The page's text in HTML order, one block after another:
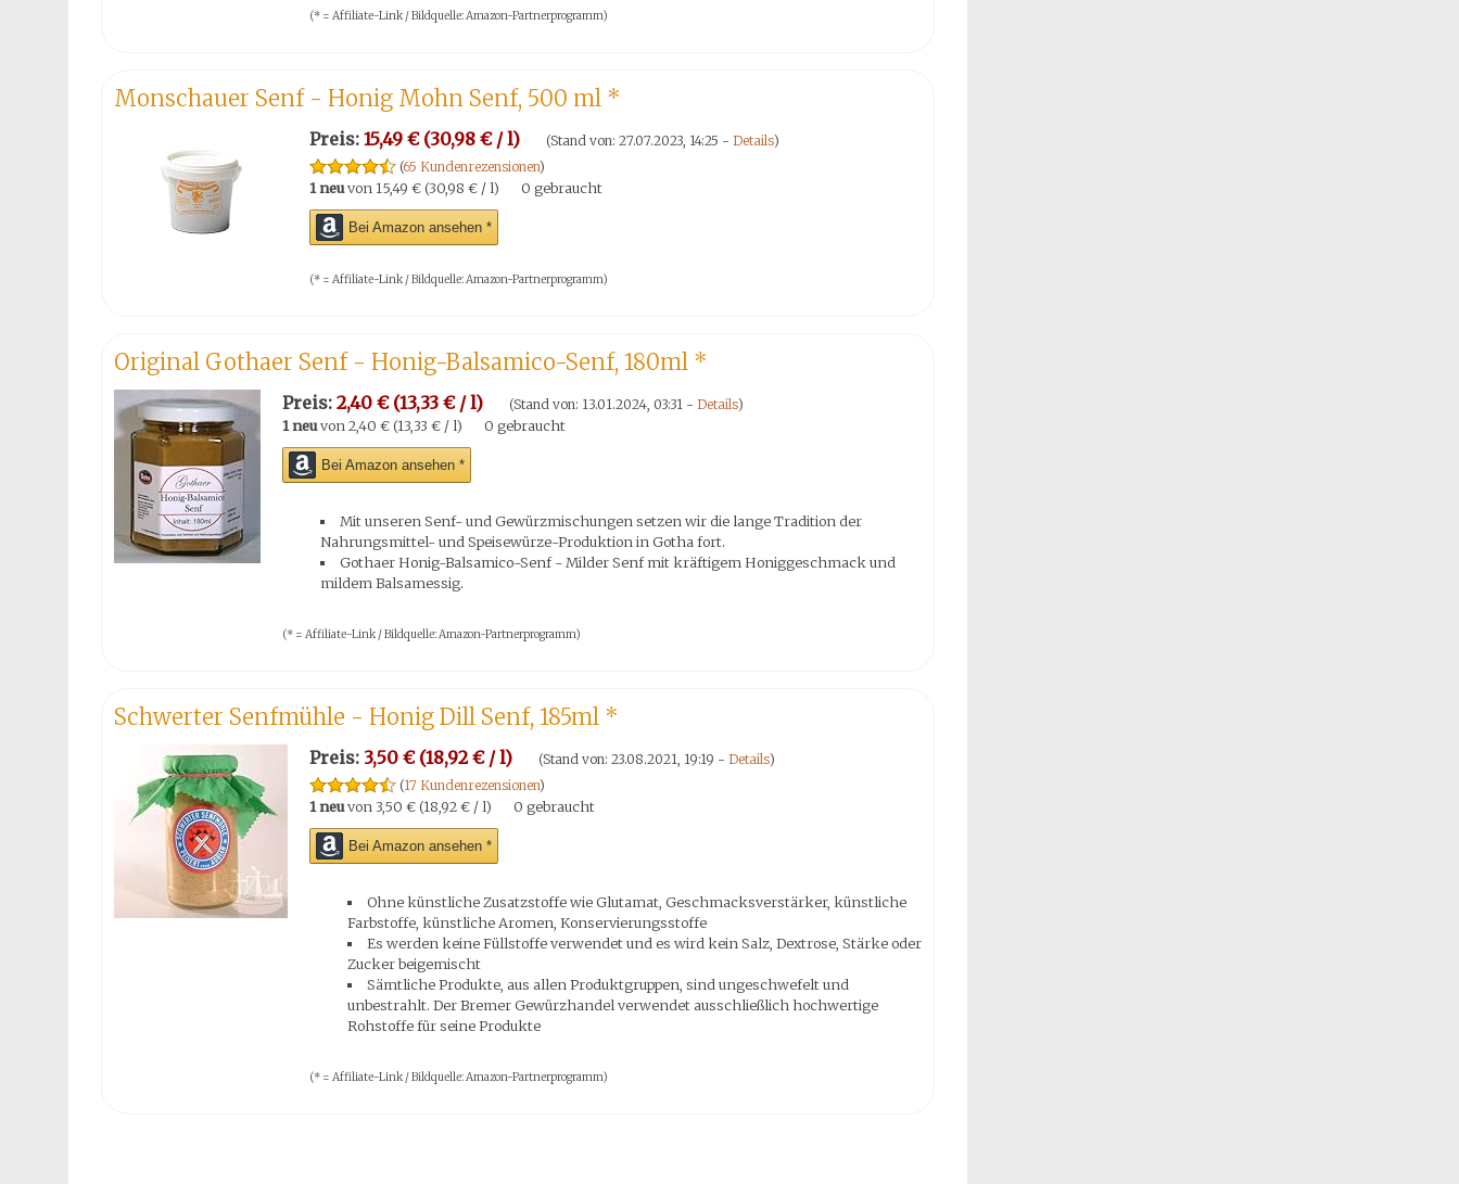
(* = Affiliate-Link / Bildquelle: Amazon-Partnerprogramm)
Monschauer Senf - Honig Mohn Senf, 500 ml *
Preis: 15,49 € (30,98 € / l) (Stand von: 27.07.2023, 14:25 - Details)
(65 Kundenrezensionen)
1 neuvon 15,49 € (30,98 € / l) 0 gebraucht
Bei Amazon ansehen *
(* = Affiliate-Link / Bildquelle: Amazon-Partnerprogramm)
Original Gothaer Senf - Honig-Balsamico-Senf, 180ml *
Preis: 2,40 € (13,33 € / l) (Stand von: 13.01.2024, 03:31 - Details)
1 neuvon 2,40 € (13,33 € / l) 0 gebraucht
Bei Amazon ansehen *
Mit unseren Senf- und Gewürzmischungen setzen wir die lange Tradition der
Nahrungsmittel- und Speisewürze-Produktion in Gotha fort.
Gothaer Honig-Balsamico-Senf - Milder Senf mit kräftigem Honiggeschmack und
mildem Balsamessig.
(* = Affiliate-Link / Bildquelle: Amazon-Partnerprogramm)
Schwerter Senfmühle - Honig Dill Senf, 185ml *
Preis: 3,50 € (18,92 € / l) (Stand von: 23.08.2021, 19:19 - Details)
(17 Kundenrezensionen)
1 neuvon 3,50 € (18,92 € / l) 0 gebraucht
Bei Amazon ansehen *
Ohne künstliche Zusatzstoffe wie Glutamat, Geschmacksverstärker, künstliche
Farbstoffe, künstliche Aromen, Konservierungsstoffe
Es werden keine Füllstoffe verwendet und es wird kein Salz, Dextrose, Stärke oder
Zucker beigemischt
Sämtliche Produkte, aus allen Produktgruppen, sind ungeschwefelt und
unbestrahlt. Der Bremer Gewürzhandel verwendet ausschließlich hochwertige
Rohstoffe für seine Produkte
(* = Affiliate-Link / Bildquelle: Amazon-Partnerprogramm)